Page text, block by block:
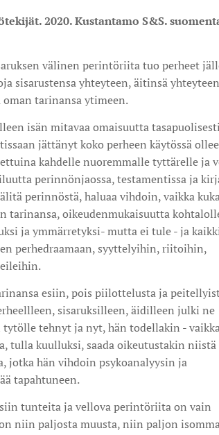
2020. Kustantamo S&S.
välinen perintöriita tuo perheet
sisarustensa yhteyteen, äitinsä
oman tarinansa ytimeen.
isän mitavaa omaisuutta
jättänyt koko perheen käytössä
kahdelle nuoremmalle tyttärelle ja
perinnönjaossa, testamentissa ja
perinnöstä, haluaa vihdoin, vaikka
tarinansa, oikeudenmukaisuutta
ja ymmärretyksi- mutta ei tule - ja
perhedraamaan, syyttelyihin, riitoihin,
esiin, pois piilottelusta ja
sisaruksilleen, äidilleen julki ne
tytölle tehnyt ja nyt, hän todellakin -
tulla kuulluksi, saada oikeutustakin niistä
jotka hän vihdoin psykoanalyysin ja
tapahtuneen.
tunteita ja vellova perintöriita on vain
niin paljosta muusta, niin paljon